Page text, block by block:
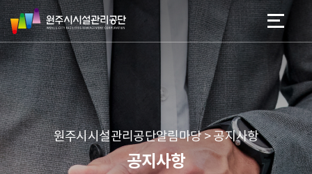
스
킵
네
비
게
이
션
본문 바로가기
메뉴 바로가기
원
주
시
시
설
관
리
공
단 원주시시설관리공단알림마당 > 공지사항
공지사항